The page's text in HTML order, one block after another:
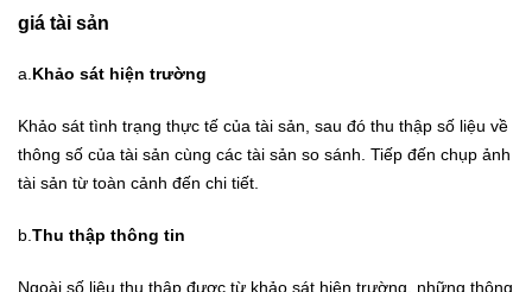
giá tài sản
a.Khảo sát hiện trường
Khảo sát tình trạng thực tế của tài sản, sau đó thu thập số liệu về
thông số của tài sản cùng các tài sản so sánh. Tiếp đến chụp ảnh
tài sản từ toàn cảnh đến chi tiết.
b.Thu thập thông tin
Ngoài số liệu thu thập được từ khảo sát hiện trường, những thông